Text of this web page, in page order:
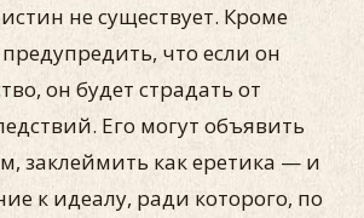
не существует. Кроме
предупредить, что если он
он будет страдать от
Его могут объявить
заклеймить как еретика — и
к идеалу, ради которого, по